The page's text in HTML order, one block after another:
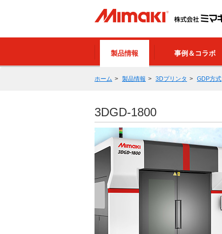
製品情報 事例＆コラボ
ホーム 製品情報 3Dプリンタ GDP方式
3DGD-1800